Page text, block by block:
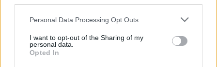
Please note that this website/app uses one or more Google
not limited to your visit or usage behaviour. You may click to
grant or deny consent to Google and its third-party tags to
use your data for below specified purposes in below Google
Personal Data Processing Opt Outs
I want to opt-out of the Sharing of my
personal data.
Opted In
inasprimento della libertà di riunione in Ungheria
leggi anche: